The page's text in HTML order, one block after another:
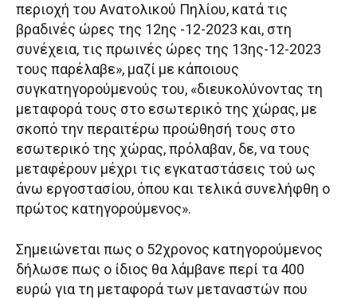
περιοχή του Ανατολικού Πηλίου, κατά τις
βραδινές ώρες της 12ης -12-2023 και, στη
συνέχεια, τις πρωινές ώρες της 13ης-12-2023
τους παρέλαβε», μαζί με κάποιους
συγκατηγορούμενούς του, «διευκολύνοντας τη
μεταφορά τους στο εσωτερικό της χώρας, με
σκοπό την περαιτέρω προώθησή τους στο
εσωτερικό της χώρας, πρόλαβαν, δε, να τους
μεταφέρουν μέχρι τις εγκαταστάσεις τού ως
άνω εργοστασίου, όπου και τελικά συνελήφθη ο
πρώτος κατηγορούμενος».
Σημειώνεται πως ο 52χρονος κατηγορούμενος
δήλωσε πως ο ίδιος θα λάμβανε περί τα 400
ευρώ για τη μεταφορά των μεταναστών που